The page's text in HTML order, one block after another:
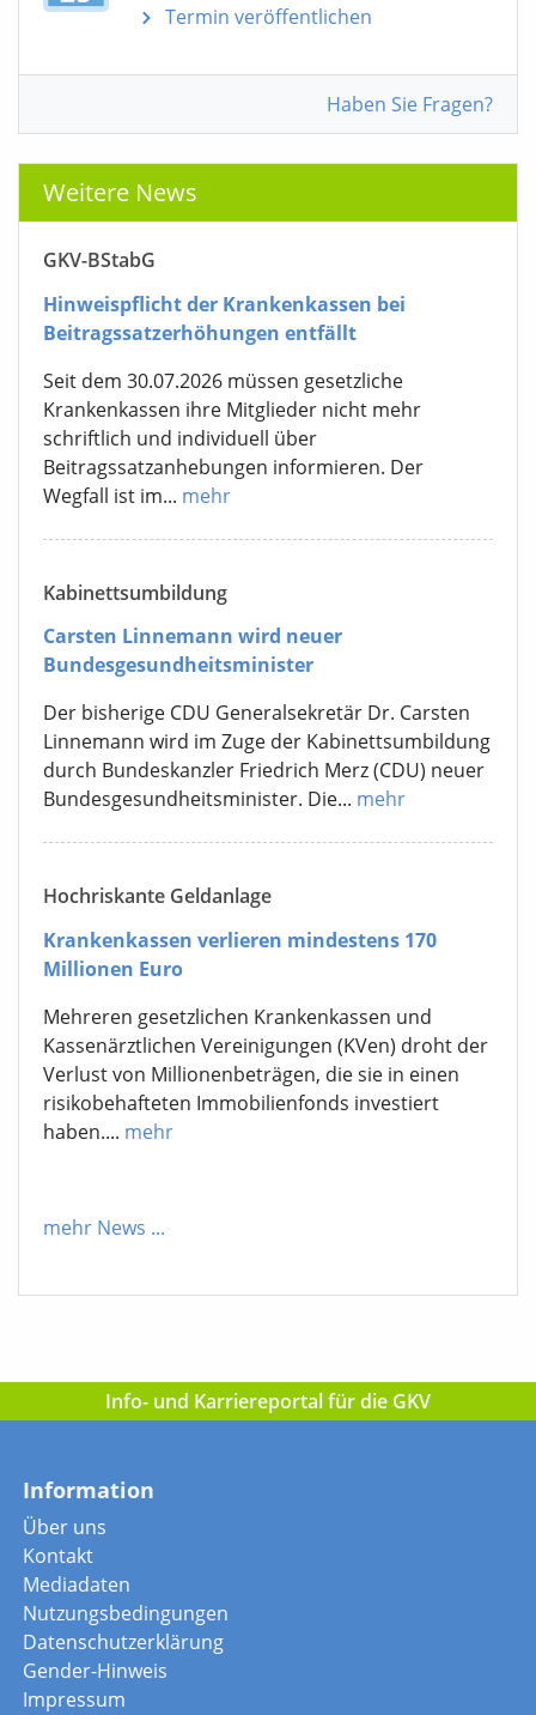
Termin veröffentlichen
Haben Sie Fragen?
Weitere News
GKV-BStabG
Hinweispflicht der Krankenkassen bei
Beitragssatzerhöhungen entfällt
Seit dem 30.07.2026 müssen gesetzliche
Krankenkassen ihre Mitglieder nicht mehr
schriftlich und individuell über
Beitragssatzanhebungen informieren. Der
Wegfall ist im... mehr
Kabinettsumbildung
Carsten Linnemann wird neuer
Bundesgesundheitsminister
Der bisherige CDU Generalsekretär Dr. Carsten
Linnemann wird im Zuge der Kabinettsumbildung
durch Bundeskanzler Friedrich Merz (CDU) neuer
Bundesgesundheitsminister. Die... mehr
Hochriskante Geldanlage
Krankenkassen verlieren mindestens 170
Millionen Euro
Mehreren gesetzlichen Krankenkassen und
Kassenärztlichen Vereinigungen (KVen) droht der
Verlust von Millionenbeträgen, die sie in einen
risikobehafteten Immobilienfonds investiert
haben.... mehr
mehr News ...
Info- und Karriereportal für die GKV
Information
Über uns
Kontakt
Mediadaten
Nutzungsbedingungen
Datenschutzerklärung
Gender-Hinweis
Impressum